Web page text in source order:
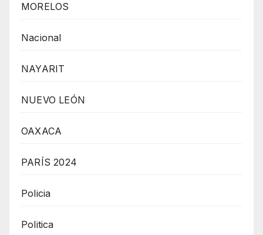
MORELOS
Nacional
NAYARIT
NUEVO LEÓN
OAXACA
PARÍS 2024
Policia
Politica